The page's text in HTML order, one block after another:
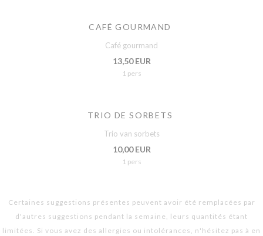
CAFÉ GOURMAND
Café gourmand
13,50 EUR
1 pers
TRIO DE SORBETS
Trio van sorbets
10,00 EUR
1 pers
Certaines suggestions présentes peuvent avoir été remplacées par
d'autres suggestions pendant la semaine, leurs quantités étant
limitées. Si vous avez des allergies ou intolérances, n'hésitez pas à en